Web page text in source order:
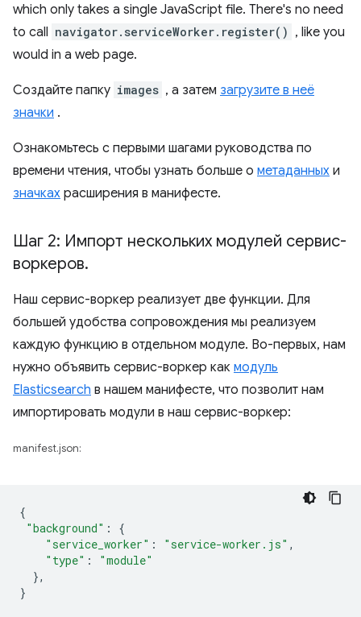
which only takes a single JavaScript file. There's no need
to call navigator.serviceWorker.register() , like you
would in a web page.
Создайте папку images , а затем загрузите в неё
значки .
Ознакомьтесь с первыми шагами руководства по
времени чтения, чтобы узнать больше о метаданных и
значках расширения в манифесте.
Шаг 2: Импорт нескольких модулей сервис-
воркеров.
Наш сервис-воркер реализует две функции. Для
большей удобства сопровождения мы реализуем
каждую функцию в отдельном модуле. Во-первых, нам
нужно объявить сервис-воркер как модуль
Elasticsearch в нашем манифесте, что позволит нам
импортировать модули в наш сервис-воркер:
manifest.json:
{
"background" :
{
"service_worker" : "service-worker.js" ,
"type" :
"module"
},
}